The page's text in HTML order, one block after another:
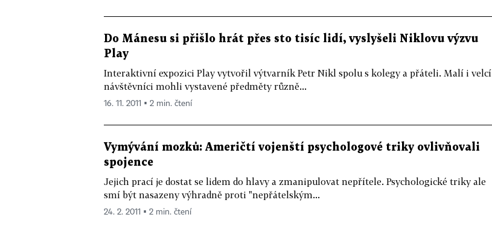
Do Mánesu si přišlo hrát přes sto tisíc lidí, vyslyšeli Niklovu výzvu
Play
Interaktivní expozici Play vytvořil výtvarník Petr Nikl spolu s kolegy a přáteli. Malí i velcí
návštěvníci mohli vystavené předměty různě...
16. 11. 2011 ▪ 2 min. čtení
Vymývání mozků: Američtí vojenští psychologové triky ovlivňovali
spojence
Jejich prací je dostat se lidem do hlavy a zmanipulovat nepřítele. Psychologické triky ale
smí být nasazeny výhradně proti "nepřátelským...
24. 2. 2011 ▪ 2 min. čtení